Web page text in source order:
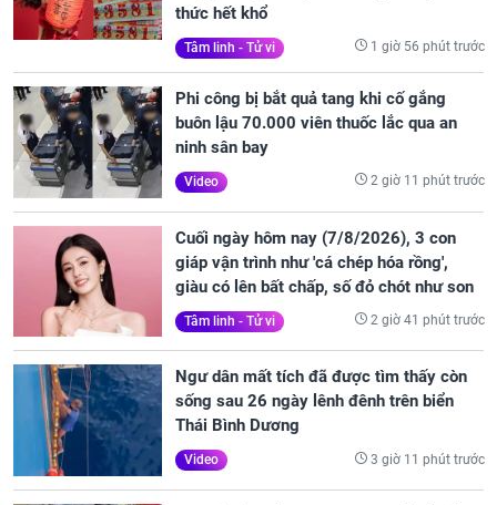
thức hết khổ
Tâm linh - Tử vi 1 giờ 56 phút trước
Phi công bị bắt quả tang khi cố gắng
buôn lậu 70.000 viên thuốc lắc qua an
ninh sân bay
Video 2 giờ 11 phút trước
Cuối ngày hôm nay (7/8/2026), 3 con
giáp vận trình như 'cá chép hóa rồng',
giàu có lên bất chấp, số đỏ chót như son
Tâm linh - Tử vi 2 giờ 41 phút trước
Ngư dân mất tích đã được tìm thấy còn
sống sau 26 ngày lênh đênh trên biển
Thái Bình Dương
Video 3 giờ 11 phút trước